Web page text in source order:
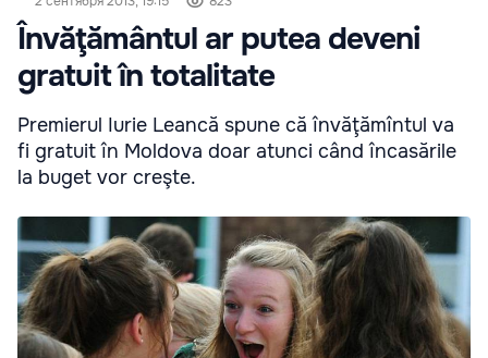
Învăţământul ar putea deveni
gratuit în totalitate
Premierul Iurie Leancă spune că învăţămîntul va
fi gratuit în Moldova doar atunci când încasările
la buget vor creşte.